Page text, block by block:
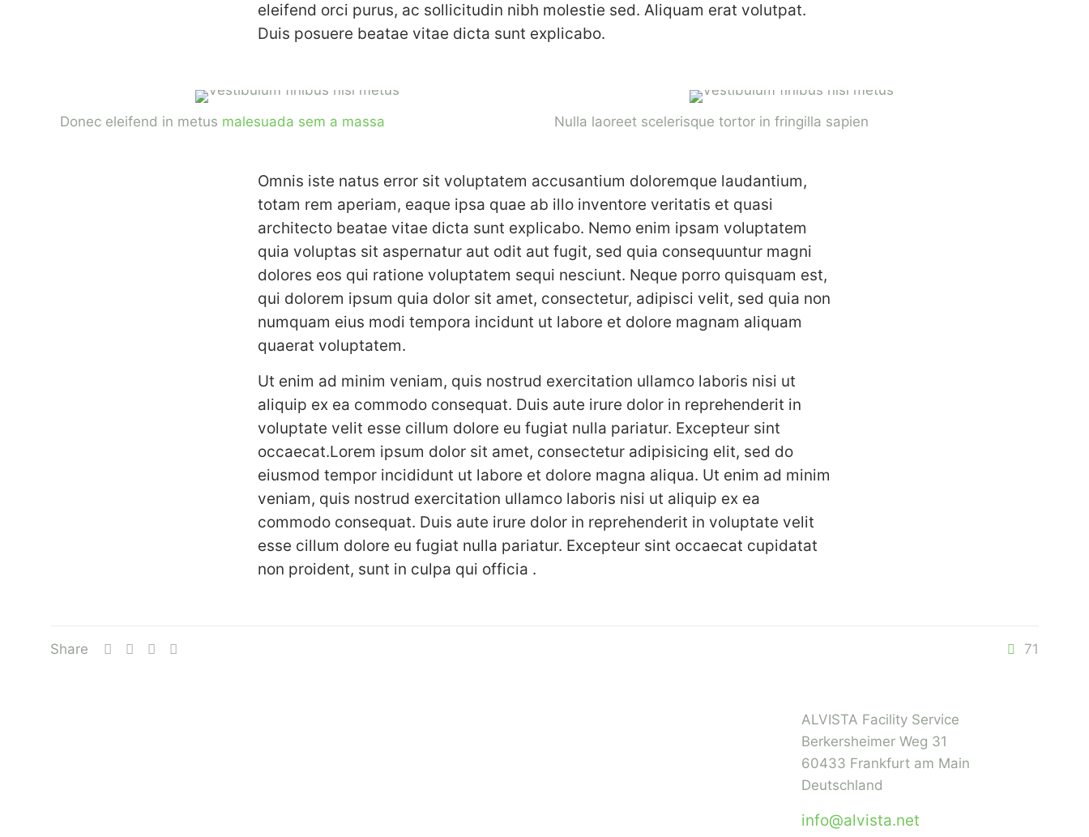
eleifend orci purus, ac sollicitudin nibh molestie sed. Aliquam erat volutpat.
Duis posuere beatae vitae dicta sunt explicabo.
Donec eleifend in metus malesuada sem a massa Nulla laoreet scelerisque tortor in fringilla sapien
Omnis iste natus error sit voluptatem accusantium doloremque laudantium,
totam rem aperiam, eaque ipsa quae ab illo inventore veritatis et quasi
architecto beatae vitae dicta sunt explicabo. Nemo enim ipsam voluptatem
quia voluptas sit aspernatur aut odit aut fugit, sed quia consequuntur magni
dolores eos qui ratione voluptatem sequi nesciunt. Neque porro quisquam est,
qui dolorem ipsum quia dolor sit amet, consectetur, adipisci velit, sed quia non
numquam eius modi tempora incidunt ut labore et dolore magnam aliquam
quaerat voluptatem.
Ut enim ad minim veniam, quis nostrud exercitation ullamco laboris nisi ut
aliquip ex ea commodo consequat. Duis aute irure dolor in reprehenderit in
voluptate velit esse cillum dolore eu fugiat nulla pariatur. Excepteur sint
occaecat.Lorem ipsum dolor sit amet, consectetur adipisicing elit, sed do
eiusmod tempor incididunt ut labore et dolore magna aliqua. Ut enim ad minim
veniam, quis nostrud exercitation ullamco laboris nisi ut aliquip ex ea
commodo consequat. Duis aute irure dolor in reprehenderit in voluptate velit
esse cillum dolore eu fugiat nulla pariatur. Excepteur sint occaecat cupidatat
non proident, sunt in culpa qui officia .
Share 71
ALVISTA Facility Service
Berkersheimer Weg 31
60433 Frankfurt am Main
Deutschland
info@alvista.net